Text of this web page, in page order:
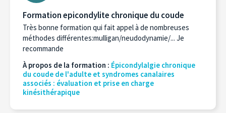
Formation epicondylite chronique du coude
Très bonne formation qui fait appel à de nombreuses
méthodes différentes:mulligan/neudodynamie/... Je
recommande
À propos de la formation : Épicondylalgie chronique
du coude de l'adulte et syndromes canalaires
associés : évaluation et prise en charge
kinésithérapique